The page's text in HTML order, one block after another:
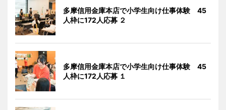
多摩信用金庫本店で小学生向け仕事体験 45
人枠に172人応募 ２
多摩信用金庫本店で小学生向け仕事体験 45
人枠に172人応募 １